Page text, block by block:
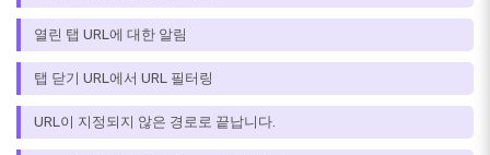
열린 탭 URL에 대한 알림
탭 닫기 URL에서 URL 필터링
URL이 지정되지 않은 경로로 끝납니다.